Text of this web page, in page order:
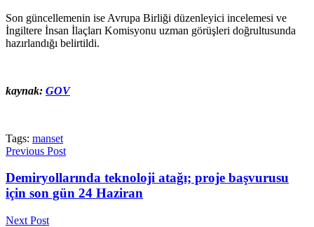
Son güncellemenin ise Avrupa Birliği düzenleyici incelemesi ve
İngiltere İnsan İlaçları Komisyonu uzman görüşleri doğrultusunda
hazırlandığı belirtildi.
kaynak: GOV
Tags: manset
Previous Post
Demiryollarında teknoloji atağı; proje başvurusu
için son gün 24 Haziran
Next Post